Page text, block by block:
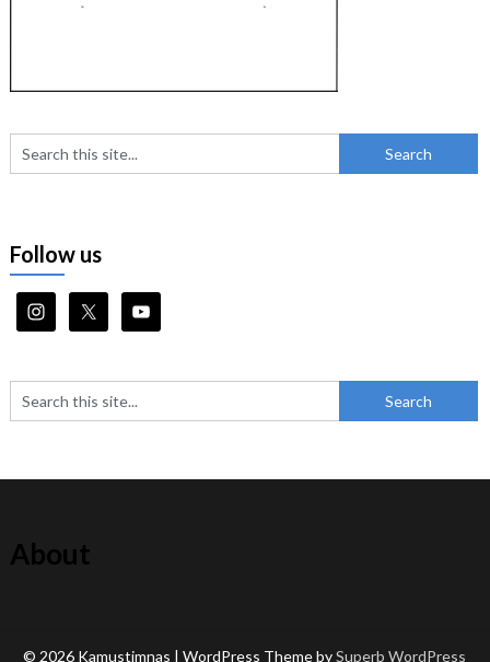
Follow us
About
© 2026 Kamustimnas | WordPress Theme bySuperb WordPress